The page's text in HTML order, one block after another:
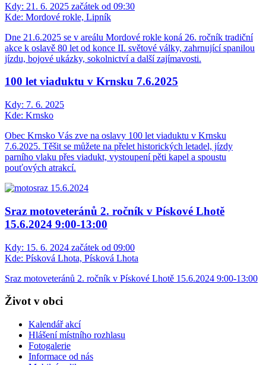
Kdy: 21. 6. 2025 začátek od 09:30
Kde: Mordové rokle, Lipník
Dne 21.6.2025 se v areálu Mordové rokle koná 26. ročník tradiční
akce k oslavě 80 let od konce II. světové války, zahrnující spanilou
jízdu, bojové ukázky, sokolnictví a další zajímavosti.
100 let viaduktu v Krnsku 7.6.2025
Kdy: 7. 6. 2025
Kde: Krnsko
Obec Krnsko Vás zve na oslavy 100 let viaduktu v Krnsku
7.6.2025. Těšit se můžete na přelet historických letadel, jízdy
parního vlaku přes viadukt, vystoupení pěti kapel a spoustu
pouťových atrakcí.
Sraz motoveteránů 2. ročník v Pískové Lhotě
15.6.2024 9:00-13:00
Kdy: 15. 6. 2024 začátek od 09:00
Kde: Písková Lhota, Písková Lhota
Sraz motoveteránů 2. ročník v Pískové Lhotě 15.6.2024 9:00-13:00
Život v obci
Kalendář akcí
Hlášení místního rozhlasu
Fotogalerie
Informace od nás